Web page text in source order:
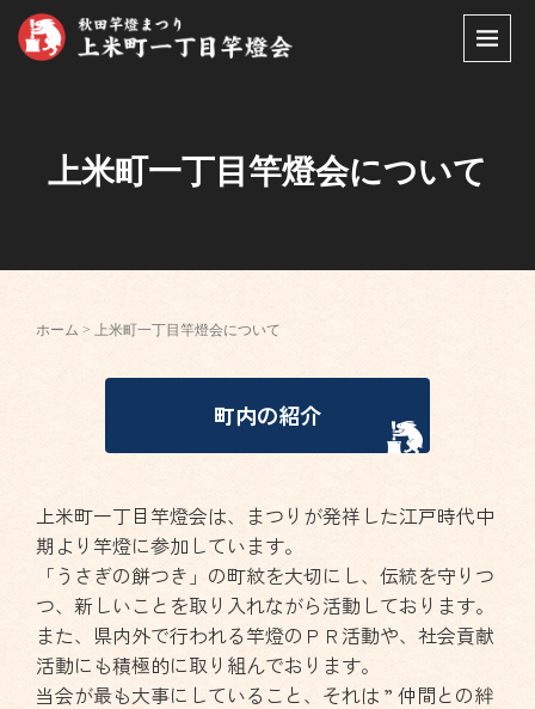
上米町一丁目竿燈会について
ホーム > 上米町一丁目竿燈会について
町内の紹介
上米町一丁目竿燈会は、まつりが発祥した江戸時代中
期より竿燈に参加しています。
「うさぎの餅つき」の町紋を大切にし、伝統を守りつ
つ、新しいことを取り入れながら活動しております。
また、県内外で行われる竿燈のＰＲ活動や、社会貢献
活動にも積極的に取り組んでおります。
当会が最も大事にしていること、それは ” 仲間との絆